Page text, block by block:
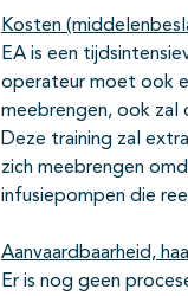
Kosten
EA is een
operateur moet ook
meebrengen, ook zal
Deze training zal
zich meebrengen
infusiepompen die
Aanvaardbaarheid,
Er is nog geen